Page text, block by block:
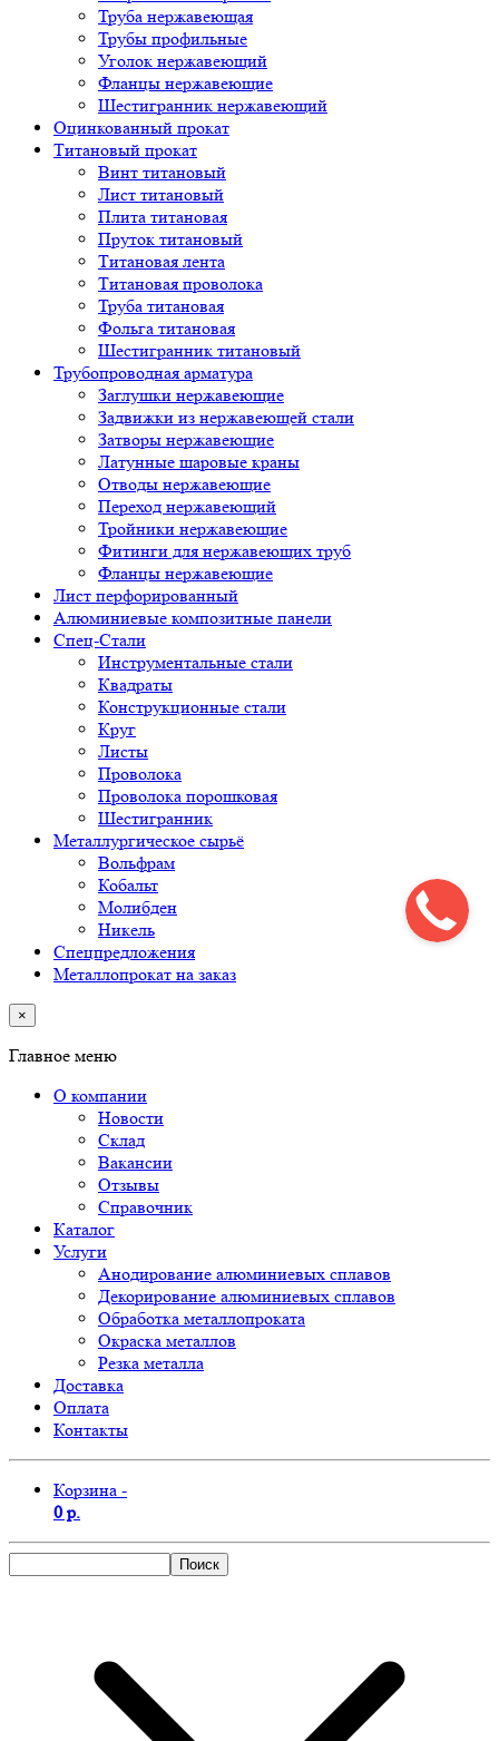
Труба нержавеющая
Трубы профильные
Уголок нержавеющий
Фланцы нержавеющие
Шестигранник нержавеющий
Оцинкованный прокат
Титановый прокат
Винт титановый
Лист титановый
Плита титановая
Пруток титановый
Титановая лента
Титановая проволока
Труба титановая
Фольга титановая
Шестигранник титановый
Трубопроводная арматура
Заглушки нержавеющие
Задвижки из нержавеющей стали
Затворы нержавеющие
Латунные шаровые краны
Отводы нержавеющие
Переход нержавеющий
Тройники нержавеющие
Фитинги для нержавеющих труб
Фланцы нержавеющие
Лист перфорированный
Алюминиевые композитные панели
Спец-Стали
Инструментальные стали
Квадраты
Конструкционные стали
Круг
Листы
Проволока
Проволока порошковая
Шестигранник
Металлургическое сырьё
Вольфрам
Кобальт
Молибден
Никель
Спецпредложения
Металлопрокат на заказ
×
Главное меню
О компании
Новости
Склад
Вакансии
Отзывы
Справочник
Каталог
Услуги
Анодирование алюминиевых сплавов
Декорирование алюминиевых сплавов
Обработка металлопроката
Окраска металлов
Резка металла
Доставка
Оплата
Контакты
Корзина -
0 р.